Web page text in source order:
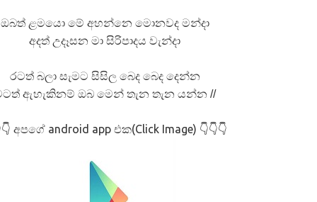
ඔබත් ළමයො මේ අහන්නෙ මොනවද මන්දා
අදත් උදෑසන මා සිරිපාදය වැන්දා
රටත් බලා සැමට සිසිල බෙද බෙද දෙන්න
ඇහැකිනම් ඔබ මෙන් තැන තැන යන්න //
අපගේ android app එක(Click Image) 👇👇👇